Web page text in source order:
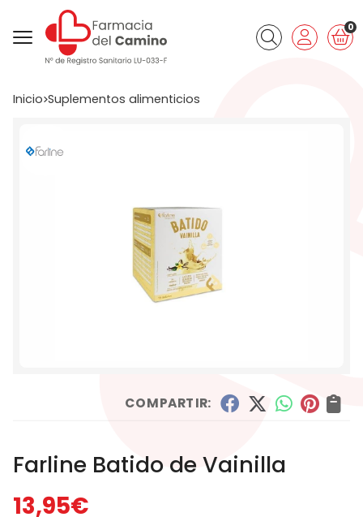
Buscar
0
Inicio suplementos alimenticios
COMPARTIR:
Farline Batido de Vainilla
13,95€